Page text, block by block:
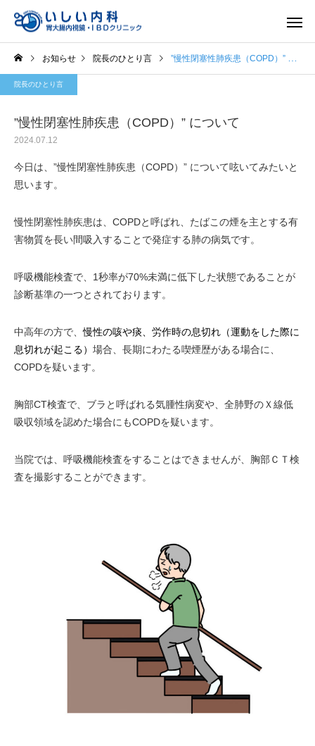
一般内科 胃内視
お知らせ 院長のひとり言 ”慢性閉塞性肺疾患（COPD）” について
院長のひとり言
”慢性閉塞性肺疾患（COPD）” について
2024.07.12
今日は、”慢性閉塞性肺疾患（COPD）” について呟いてみたいと
思います。
慢性閉塞性肺疾患は、COPDと呼ばれ、たばこの煙を主とする有
害物質を長い間吸入することで発症する肺の病気です。
呼吸機能検査で、1秒率が70%未満に低下した状態であることが
診断基準の一つとされております。
中高年の方で、慢性の咳や痰、労作時の息切れ（運動をした際に
息切れが起こる） 場合、長期にわたる喫煙歴がある場合に、
COPDを疑います。
胸部CT検査で、ブラと呼ばれる気腫性病変や、全肺野のＸ線低
吸収領域を認めた場合にもCOPDを疑います。
当院では、呼吸機能検査をすることはできませんが、胸部ＣＴ検
査を撮影することができます。